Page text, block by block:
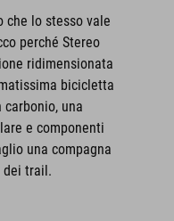
che lo stesso vale
perché Stereo
ridimensionata
bicicletta
una
e componenti
una compagna
dei trail.